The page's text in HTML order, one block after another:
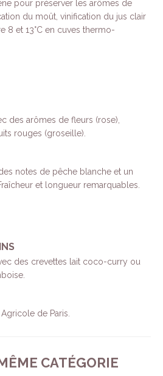
pour préserver les arômes de
du moût, vinification du jus clair
8 et 13°C en cuves thermo-
des arômes de fleurs (rose),
rouges (groseille).
notes de pêche blanche et un
et longueur remarquables.
des crevettes lait coco-curry ou
de Paris.
CATÉGORIE